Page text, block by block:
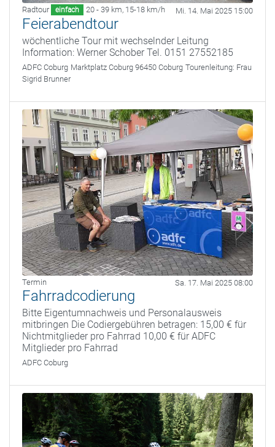
Radtour einfach 20 - 39 km, 15-18 km/h Mi. 14. Mai 2025 15:00
Feierabendtour
wöchentliche Tour mit wechselnder Leitung
Information: Werner Schober Tel. 0151 27552185
ADFC Coburg Marktplatz Coburg 96450 Coburg Tourenleitung: Frau
Sigrid Brunner
Termin Sa. 17. Mai 2025 08:00
Fahrradcodierung
Bitte Eigentumnachweis und Personalausweis
mitbringen Die Codiergebühren betragen: 15,00 € für
Nichtmitglieder pro Fahrrad 10,00 € für ADFC
Mitglieder pro Fahrrad
ADFC Coburg